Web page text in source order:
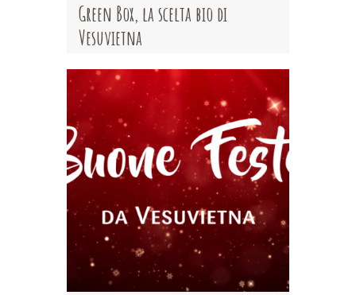
Green Box, la scelta bio di
Vesuvietna